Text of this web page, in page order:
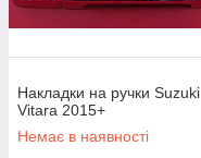
Накладки на ручки Suzuki
Vitara 2015+
Немає в наявності